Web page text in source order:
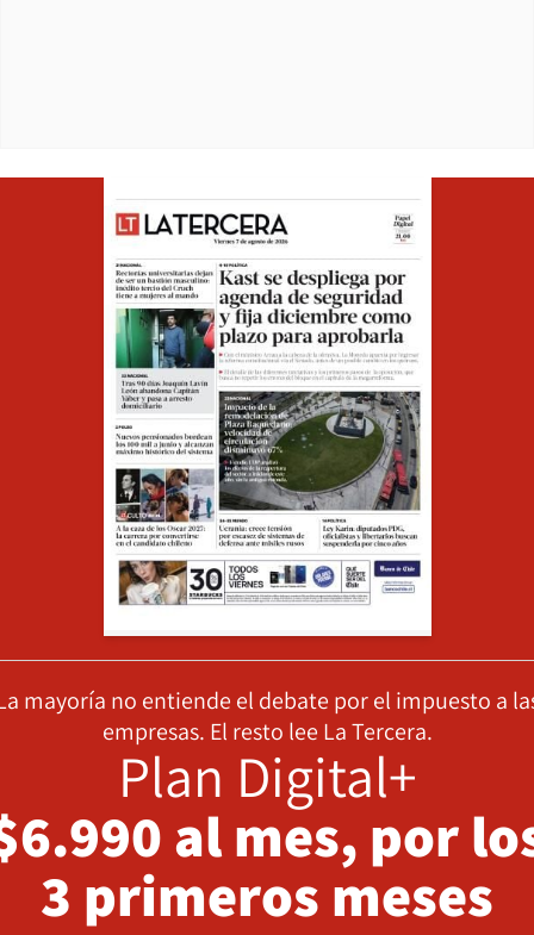
mayoría no entiende el debate por el impuesto a
empresas. El resto lee La Tercera.
Plan Digital+
al mes, por
3 primeros meses